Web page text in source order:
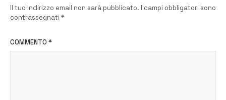
Il tuo indirizzo email non sarà pubblicato. I campi obbligatori sono
contrassegnati *
COMMENTO *